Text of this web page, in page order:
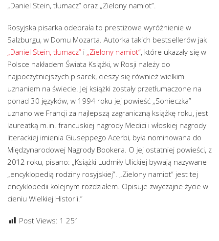
„Daniel Stein, tłumacz” oraz „Zielony namiot”.
Rosyjska pisarka odebrała to prestiżowe wyróżnienie w
Salzburgu, w Domu Mozarta. Autorka takich bestsellerów jak
„Daniel Stein, tłumacz” i „Zielony namiot”, które ukazały się w
Polsce nakładem Świata Książki, w Rosji należy do
najpoczytniejszych pisarek, cieszy się również wielkim
uznaniem na świecie. Jej książki zostały przetłumaczone na
ponad 30 języków, w 1994 roku jej powieść „Sonieczka”
uznano we Francji za najlepszą zagraniczną książkę roku, jest
laureatką m.in. francuskiej nagrody Medici i włoskiej nagrody
literackiej imienia Giuseppego Acerbi, była nominowana do
Międzynarodowej Nagrody Bookera. O jej ostatniej powieści, z
2012 roku, pisano: „Książki Ludmiły Ulickiej bywają nazywane
„encyklopedią rodziny rosyjskiej”. „Zielony namiot” jest tej
encyklopedii kolejnym rozdziałem. Opisuje zwyczajne życie w
cieniu Wielkiej Historii.”
Post Views: 1 251